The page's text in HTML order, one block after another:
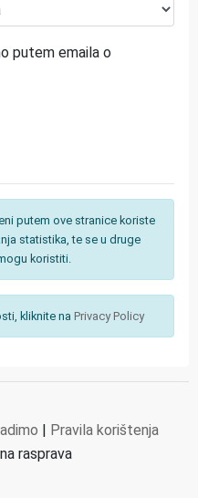
putem emaila o
putem ove stranice koriste
statistika, te se u druge
koristiti.
kliknite na Privacy Policy
| Pravila korištenja
rasprava